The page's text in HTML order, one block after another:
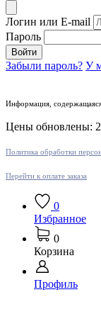
Логин или E-mail
Пароль
Войти
Забыли пароль? У
Информация, содержащаяся
Цены обновлены:
Политика обработки
Перейти к оплате заказа
0
Избранное
0
Корзина
Профиль